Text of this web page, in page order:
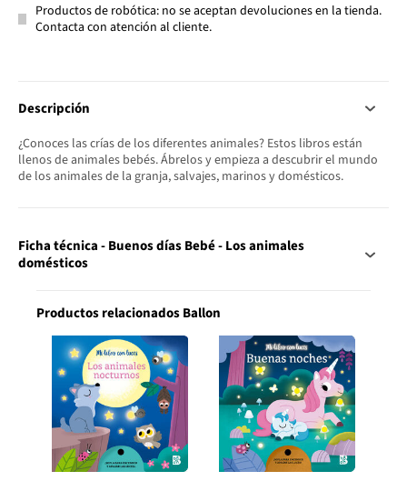
Productos de robótica: no se aceptan devoluciones en la tienda.
Contacta con atención al cliente.
Descripción
¿Conoces las crías de los diferentes animales? Estos libros están
llenos de animales bebés. Ábrelos y empieza a descubrir el mundo
de los animales de la granja, salvajes, marinos y domésticos.
Ficha técnica - Buenos días Bebé - Los animales
domésticos
Productos relacionados Ballon